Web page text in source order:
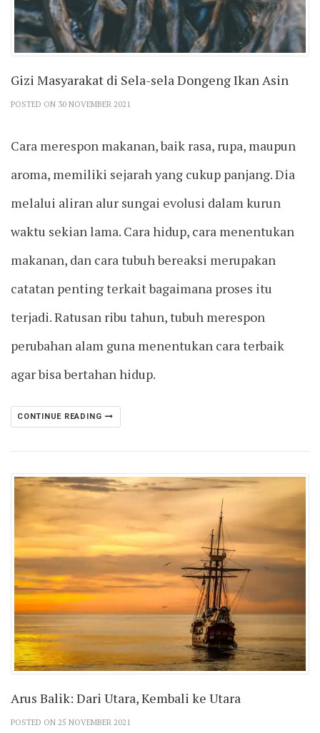
Gizi Masyarakat di Sela-sela Dongeng Ikan Asin
POSTED ON 30 NOVEMBER 2021
Cara merespon makanan, baik rasa, rupa, maupun
aroma, memiliki sejarah yang cukup panjang. Dia
melalui aliran alur sungai evolusi dalam kurun
waktu sekian lama. Cara hidup, cara menentukan
makanan, dan cara tubuh bereaksi merupakan
catatan penting terkait bagaimana proses itu
terjadi. Ratusan ribu tahun, tubuh merespon
perubahan alam guna menentukan cara terbaik
agar bisa bertahan hidup.
CONTINUE READING
Arus Balik: Dari Utara, Kembali ke Utara
POSTED ON 25 NOVEMBER 2021